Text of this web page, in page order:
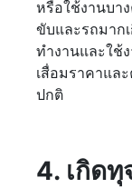
หรือใช้งานบา
ขับและรถมาก
ทำงานและใช้
เสื่อมราคาแล
ปกติ
4. เกิด